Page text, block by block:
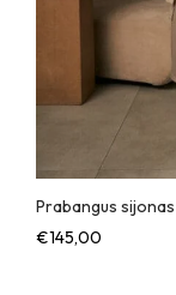
Prabangus sijonas
€145,00